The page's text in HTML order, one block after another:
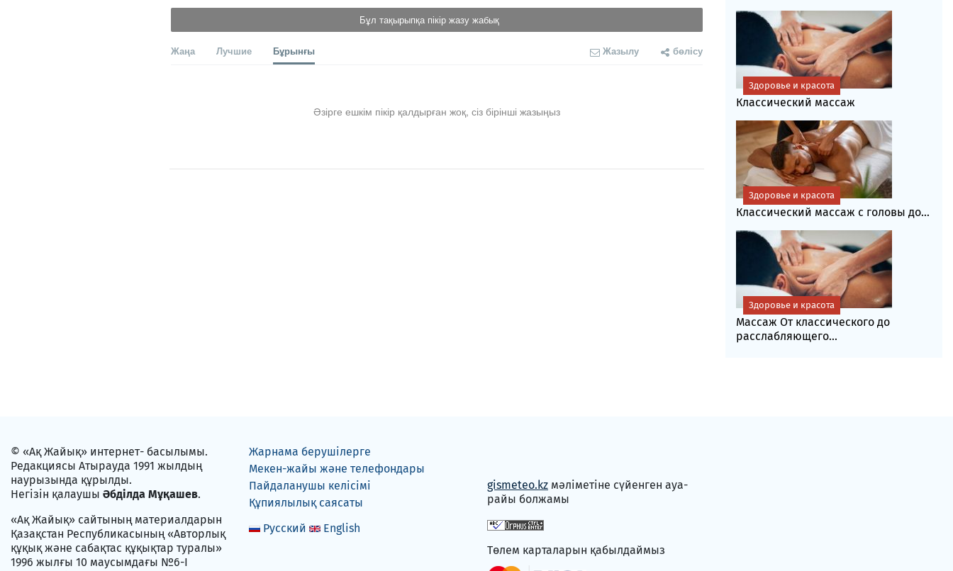
Бұл тақырыпқа пікір жазу жабық
Жаңа Лучшие Бұрынғы Жазылу бөлісу
Әзірге ешкім пікір қалдырған жоқ, сіз бірінші жазыңыз
Классический массаж
Здоровье и красота
Классический массаж с головы до...
Здоровье и красота
Массаж От классического до
расслабляющего...
Здоровье и красота
© «Ақ Жайық» интернет- басылымы.
Редакциясы Атырауда 1991 жылдың
наурызында құрылды.
Негізін қалаушы Әбділда Мұқашев.
«Ақ Жайық» сайтының материалдарын
Қазақстан Республикасының «Авторлық
құқық және сабақтас құқықтар туралы»
1996 жылғы 10 маусымдағы №6-I
Жарнама берушілерге
Мекен-жайы және телефондары
Пайдаланушы келісімі
Құпиялылық саясаты
Русский
English
gismeteo.kz мәліметіне сүйенген ауа-
райы болжамы
Төлем карталарын қабылдаймыз